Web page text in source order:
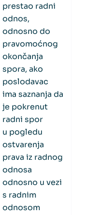
prestao radni
odnos,
odnosno do
pravomoćnog
okončanja
spora, ako
poslodavac
ima saznanja da
je pokrenut
radni spor
u pogledu
ostvarenja
prava iz radnog
odnosa
odnosno u vezi
s radnim
odnosom